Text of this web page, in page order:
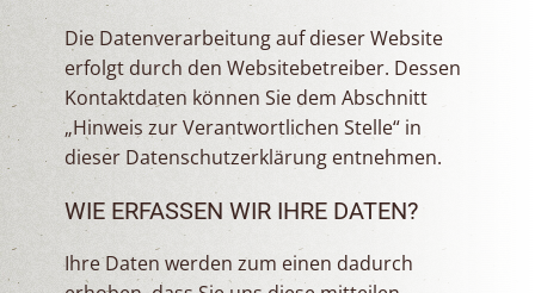
Die Datenverarbeitung auf dieser Website
erfolgt durch den Websitebetreiber. Dessen
Kontaktdaten können Sie dem Abschnitt
„Hinweis zur Verantwortlichen Stelle“ in
dieser Datenschutzerklärung entnehmen.
WIE ERFASSEN WIR IHRE DATEN?
Ihre Daten werden zum einen dadurch